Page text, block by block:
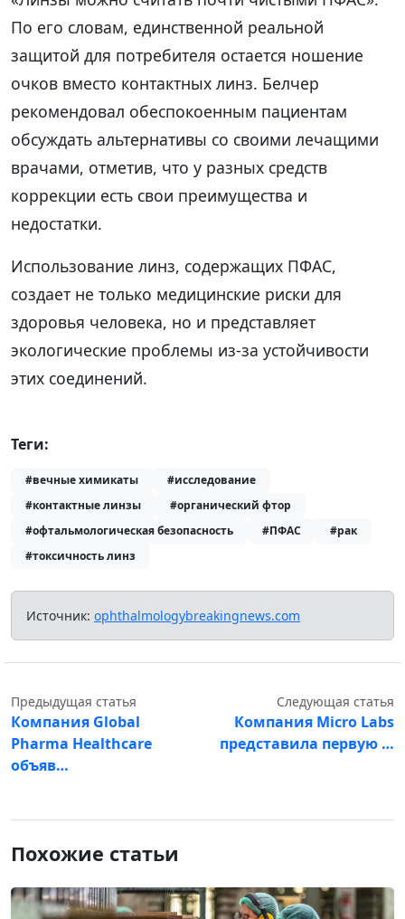
По его словам, единственной реальной
защитой для потребителя остается ношение
очков вместо контактных линз. Белчер
рекомендовал обеспокоенным пациентам
обсуждать альтернативы со своими лечащими
врачами, отметив, что у разных средств
коррекции есть свои преимущества и
недостатки.
Использование линз, содержащих ПФАС,
создает не только медицинские риски для
здоровья человека, но и представляет
экологические проблемы из-за устойчивости
этих соединений.
Теги:
#вечные химикаты
#исследование
#контактные линзы
#органический фтор
#офтальмологическая безопасность
#ПФАС
#рак
#токсичность линз
Источник: ophthalmologybreakingnews.com
Предыдущая статья
Компания Global
Pharma Healthcare
объяв…
Следующая статья
Компания Micro Labs
представила первую …
Похожие статьи